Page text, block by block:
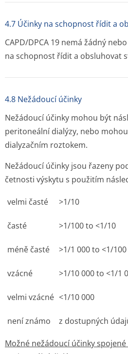
4.7 Účinky na schopnost řídit a
CAPD/DPCA 19 nemá žádný
na schopnost řídit a obsluhovat
4.8 Nežádoucí účinky
Nežádoucí účinky mohou být
peritoneální dialýzy, nebo
dialyzačním roztokem.
Nežádoucí účinky jsou řazeny
četnosti výskytu s použitím
velmi časté >1/10
časté >1/100 to <1/10
méně časté >1/1 000 to <1/100
vzácné >1/10 000 to <1/1
velmi vzácné <1/10 000
není známo z dostupných
Možné nežádoucí účinky